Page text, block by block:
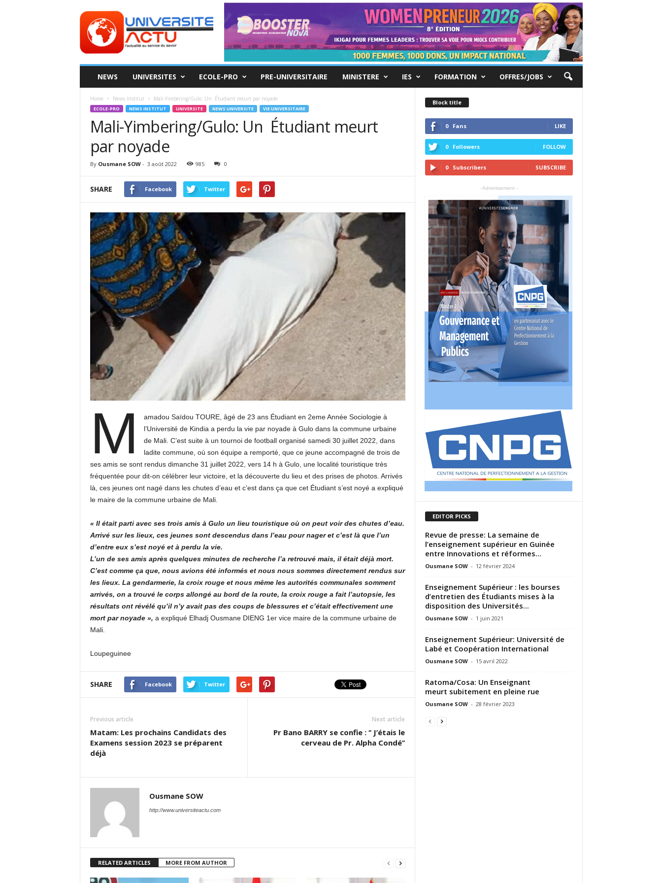
ACTU
NEWS UNIVERSITES ECOLE-PRO PRE-UNIVERSITAIRE MINISTERE IES FORMATION OFFRES/JOBS
Home News Institut Mali-Yimbering/Gulo: Un Étudiant meurt par noyade
ECOLE-PRO NEWS INSTITUT UNIVERSITE NEWS UNIVERSITE VIE UNIVERSITAIRE
Mali-Yimbering/Gulo: Un Étudiant meurt
par noyade
By Ousmane SOW- 3 août 2022 985 0
SHARE Facebook Twitter
M
amadou Saïdou TOURE, âgé de 23 ans Étudiant en 2eme Année Sociologie à
l’Université de Kindia a perdu la vie par noyade à Gulo dans la commune urbaine
de Mali. C’est suite à un tournoi de football organisé samedi 30 juillet 2022, dans
ladite commune, où son équipe a remporté, que ce jeune accompagné de trois de
ses amis se sont rendus dimanche 31 juillet 2022, vers 14 h à Gulo, une localité touristique très
fréquentée pour dit-on célébrer leur victoire, et la découverte du lieu et des prises de photos. Arrivés
là, ces jeunes ont nagé dans les chutes d’eau et c’est dans ça que cet Étudiant s’est noyé a expliqué
le maire de la commune urbaine de Mali.
« Il était parti avec ses trois amis à Gulo un lieu touristique où on peut voir des chutes d’eau.
Arrivé sur les lieux, ces jeunes sont descendus dans l’eau pour nager et c’est là que l’un
d’entre eux s’est noyé et à perdu la vie.
L’un de ses amis après quelques minutes de recherche l’a retrouvé mais, il était déjà mort.
C’est comme ça que, nous avions été informés et nous nous sommes directement rendus sur
les lieux. La gendarmerie, la croix rouge et nous même les autorités communales somment
arrivés, on a trouvé le corps allongé au bord de la route, la croix rouge a fait l’autopsie, les
résultats ont révélé qu’il n’y avait pas des coups de blessures et c’était effectivement une
mort par noyade », a expliqué Elhadj Ousmane DIENG 1er vice maire de la commune urbaine de
Mali.
Loupeguinee
SHARE Facebook Twitter
Previous article
Matam: Les prochains Candidats des
Examens session 2023 se préparent
déjà
Next article
Pr Bano BARRY se confie : ‘’ J’étais le
cerveau de Pr. Alpha Condé’’
Ousmane SOW
http://www.universiteactu.com
RELATED ARTICLES MORE FROM AUTHOR
Block title
0 Fans LIKE
0 Followers FOLLOW
0 Subscribers SUBSCRIBE
- Advertisement -
EDITOR PICKS
Revue de presse: La semaine de
l’enseignement supérieur en Guinée
entre Innovations et réformes...
Ousmane SOW - 12 février 2024
Enseignement Supérieur : les bourses
d’entretien des Étudiants mises à la
disposition des Universités...
Ousmane SOW - 1 juin 2021
Enseignement Supérieur: Université de
Labé et Coopération International
Ousmane SOW - 15 avril 2022
Ratoma/Cosa: Un Enseignant
meurt subitement en pleine rue
Ousmane SOW - 28 février 2023